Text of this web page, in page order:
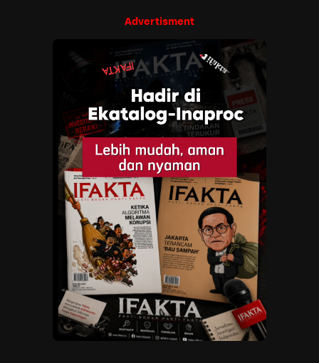
Advertisment